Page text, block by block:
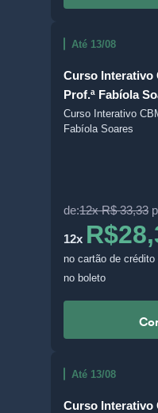
Até 13/08
Curso Interativo
Prof.ª Fabíola
Curso Interativo
Fabíola Soares
de:12x R$ 33,33
12x
no cartão de crédito
no boleto
Até 13/08
Curso Interativo